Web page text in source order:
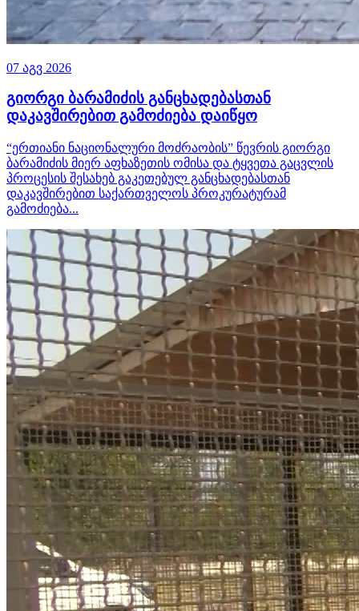
07 აგვ 2026
გიორგი ბარამიძის განცხადებასთან
დაკავშირებით გამოძიება დაიწყო
“ერთიანი ნაციონალური მოძრაობის” წევრის გიორგი
ბარამიძის მიერ აფხაზეთის ომისა და ტყვეთა გაცვლის
პროცესის შესახებ გაკეთებულ განცხადებასთან
დაკავშირებით საქართველოს პროკურატურამ
გამოძიება...